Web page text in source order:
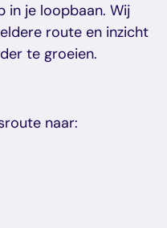
in je loopbaan. Wij
route en inzicht
te groeien.
naar: